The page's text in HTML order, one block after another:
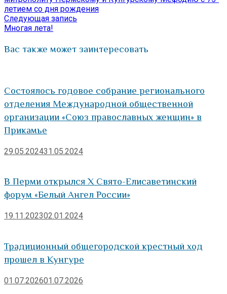
записям
летием со дня рождения
Следующая запись
Многая лета!
Вас также может заинтересовать
Состоялось годовое собрание регионального
отделения Международной общественной
организации «Союз православных женщин» в
Прикамье
29.05.202431.05.2024
В Перми открылся X Свято-Елисаветинский
форум «Белый Ангел России»
19.11.202302.01.2024
Традиционный общегородской крестный ход
прошел в Кунгуре
01.07.202601.07.2026